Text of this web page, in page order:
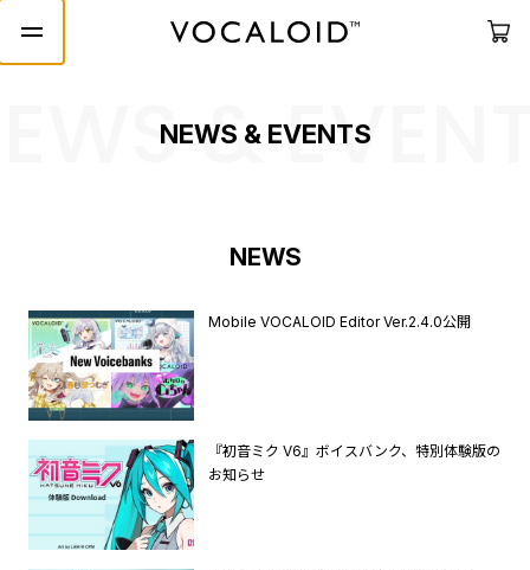
&
NEWS & EVENTS
NEWS
Mobile VOCALOID Editor Ver.2.4.0公開
『初音ミク V6』ボイスバンク、特別体験版の
お知らせ